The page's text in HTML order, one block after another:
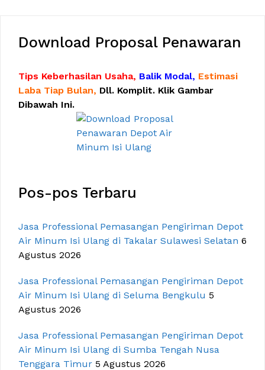
Download Proposal Penawaran
Tips Keberhasilan Usaha, Balik Modal, Estimasi
Laba Tiap Bulan, Dll. Komplit. Klik Gambar
Dibawah Ini.
Pos-pos Terbaru
Jasa Professional Pemasangan Pengiriman Depot
Air Minum Isi Ulang di Takalar Sulawesi Selatan 6
Agustus 2026
Jasa Professional Pemasangan Pengiriman Depot
Air Minum Isi Ulang di Seluma Bengkulu 5
Agustus 2026
Jasa Professional Pemasangan Pengiriman Depot
Air Minum Isi Ulang di Sumba Tengah Nusa
Tenggara Timur 5 Agustus 2026